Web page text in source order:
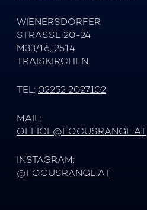
WIENERSDORFER
STRASSE 20-24
M33/16, 2514
TRAISKIRCHEN
TEL: 02252 2027102
MAIL:
OFFICE@FOCUSRANGE.AT
INSTAGRAM:
@FOCUSRANGE.AT